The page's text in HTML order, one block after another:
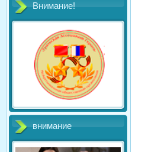
Внимание!
внимание